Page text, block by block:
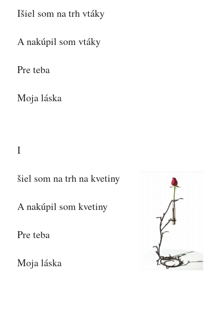
Išiel som na trh vtáky
A nakúpil som vtáky
Pre teba
Moja láska
I
šiel som na trh na kvetiny
A nakúpil som kvetiny
Pre teba
Moja láska